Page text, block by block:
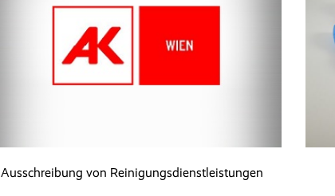
Ausschreibung von Reinigungsdienstleistungen